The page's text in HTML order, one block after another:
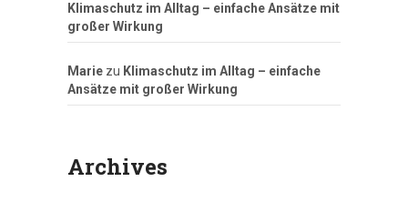
Klimaschutz im Alltag – einfache Ansätze mit
großer Wirkung
Marie zu Klimaschutz im Alltag – einfache
Ansätze mit großer Wirkung
Archives